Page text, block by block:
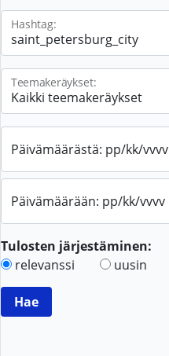
Hashtag:
Teemakeräykset:
Päivämäärästä: pp/kk/vvvv
Päivämäärään: pp/kk/vvvv
Tulosten järjestäminen:
relevanssi
uusin